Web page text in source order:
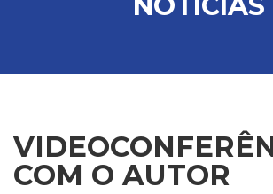
COM O AUTOR